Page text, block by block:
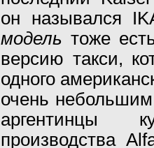
он назывался
модель тоже
версию такси,
одного
очень
аргентинцы
производства